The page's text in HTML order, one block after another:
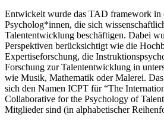
Entwickelt wurde das TAD framework in
Psycholog*innen, die sich
Talententwicklung beschäftigen. Dabei
Perspektiven berücksichtigt wie die
Expertiseforschung, die
Forschung zur Talententwicklung in
wie Musik, Mathematik oder Malerei.
sich den Namen ICPT für “The
Collaborative for the Psychology of
Mitglieder sind (in alphabetischer